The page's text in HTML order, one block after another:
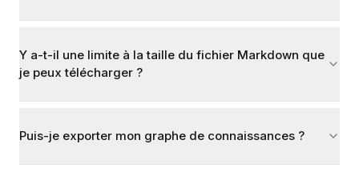
Y a-t-il une limite à la taille du fichier Markdown que
je peux télécharger ?
Puis-je exporter mon graphe de connaissances ?